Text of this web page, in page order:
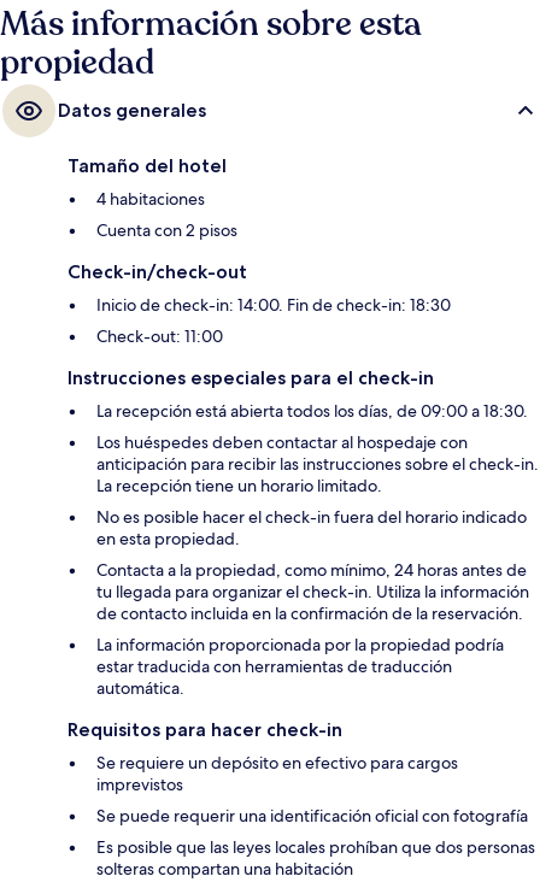
Más información sobre esta
propiedad
Datos generales
Tamaño del hotel
4 habitaciones
Cuenta con 2 pisos
Check-in/check-out
Inicio de check-in: 14:00. Fin de check-in: 18:30
Check-out: 11:00
Instrucciones especiales para el check-in
La recepción está abierta todos los días, de 09:00 a 18:30.
Los huéspedes deben contactar al hospedaje con
anticipación para recibir las instrucciones sobre el check-in.
La recepción tiene un horario limitado.
No es posible hacer el check-in fuera del horario indicado
en esta propiedad.
Contacta a la propiedad, como mínimo, 24 horas antes de
tu llegada para organizar el check-in. Utiliza la información
de contacto incluida en la confirmación de la reservación.
La información proporcionada por la propiedad podría
estar traducida con herramientas de traducción
automática.
Requisitos para hacer check-in
Se requiere un depósito en efectivo para cargos
imprevistos
Se puede requerir una identificación oficial con fotografía
Es posible que las leyes locales prohíban que dos personas
solteras compartan una habitación